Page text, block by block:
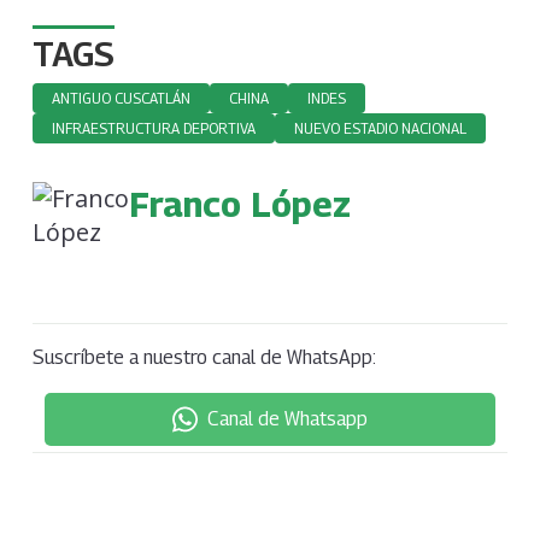
TAGS
ANTIGUO CUSCATLÁN CHINA
INDES
INFRAESTRUCTURA DEPORTIVA
NUEVO ESTADIO NACIONAL
Franco López
Suscríbete a nuestro canal de WhatsApp:
Canal de Whatsapp